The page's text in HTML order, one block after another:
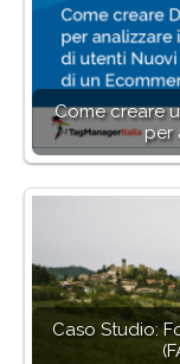
Come creare
per
Caso Studio: